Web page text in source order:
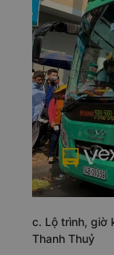
c. Lộ trình, giờ
Thanh Thuỷ